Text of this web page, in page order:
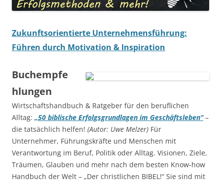
Zukunftsorientierte Unternehmensführung:
Führen durch Motivation & Inspiration
Buchempfe
hlungen
Wirtschaftshandbuch & Ratgeber für den beruflichen
Alltag: „50 biblische Erfolgsgrundlagen im Geschäftsleben“–
die tatsächlich helfen! (Autor: Uwe Melzer) Für
Unternehmer, Führungskräfte und Menschen mit
Verantwortung im Beruf, Politik oder Alltag. Visionen, Ziele,
Träumen, Glauben und mehr nach dem besten Know-how
Handbuch der Welt – „Der christlichen BIBEL!“ Sie sind mit